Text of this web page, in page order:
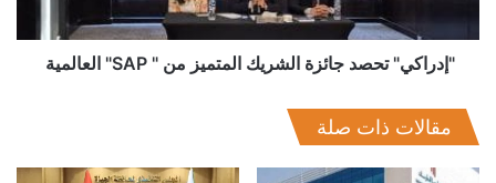
وحددت الهيئة عدداً من شروط الالتحاق والتسجيل بالمنحة ومن
ضمنها أن يكون الطالب قد التحق في سبتمبر 2018 بالصف الأول
الثانوي، مع تميز دراسي في الرياضيات (حد أدني 80% من الدرجات)،
العالمية
"إدراكي" تحصد جائزة الشريك المتميز من " SAP" العالمية
مقالات ذات صلة